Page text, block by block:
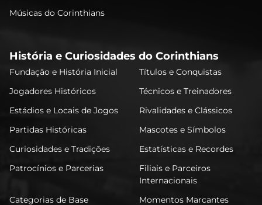
Músicas do Corinthians
História e Curiosidades do Corinthians
Fundação e História Inicial
Títulos e Conquistas
Jogadores Históricos
Técnicos e Treinadores
Estádios e Locais de Jogos
Rivalidades e Clássicos
Partidas Históricas
Mascotes e Símbolos
Curiosidades e Tradições
Estatísticas e Recordes
Patrocínios e Parcerias
Filiais e Parceiros
Internacionais
Categorias de Base
Momentos Marcantes